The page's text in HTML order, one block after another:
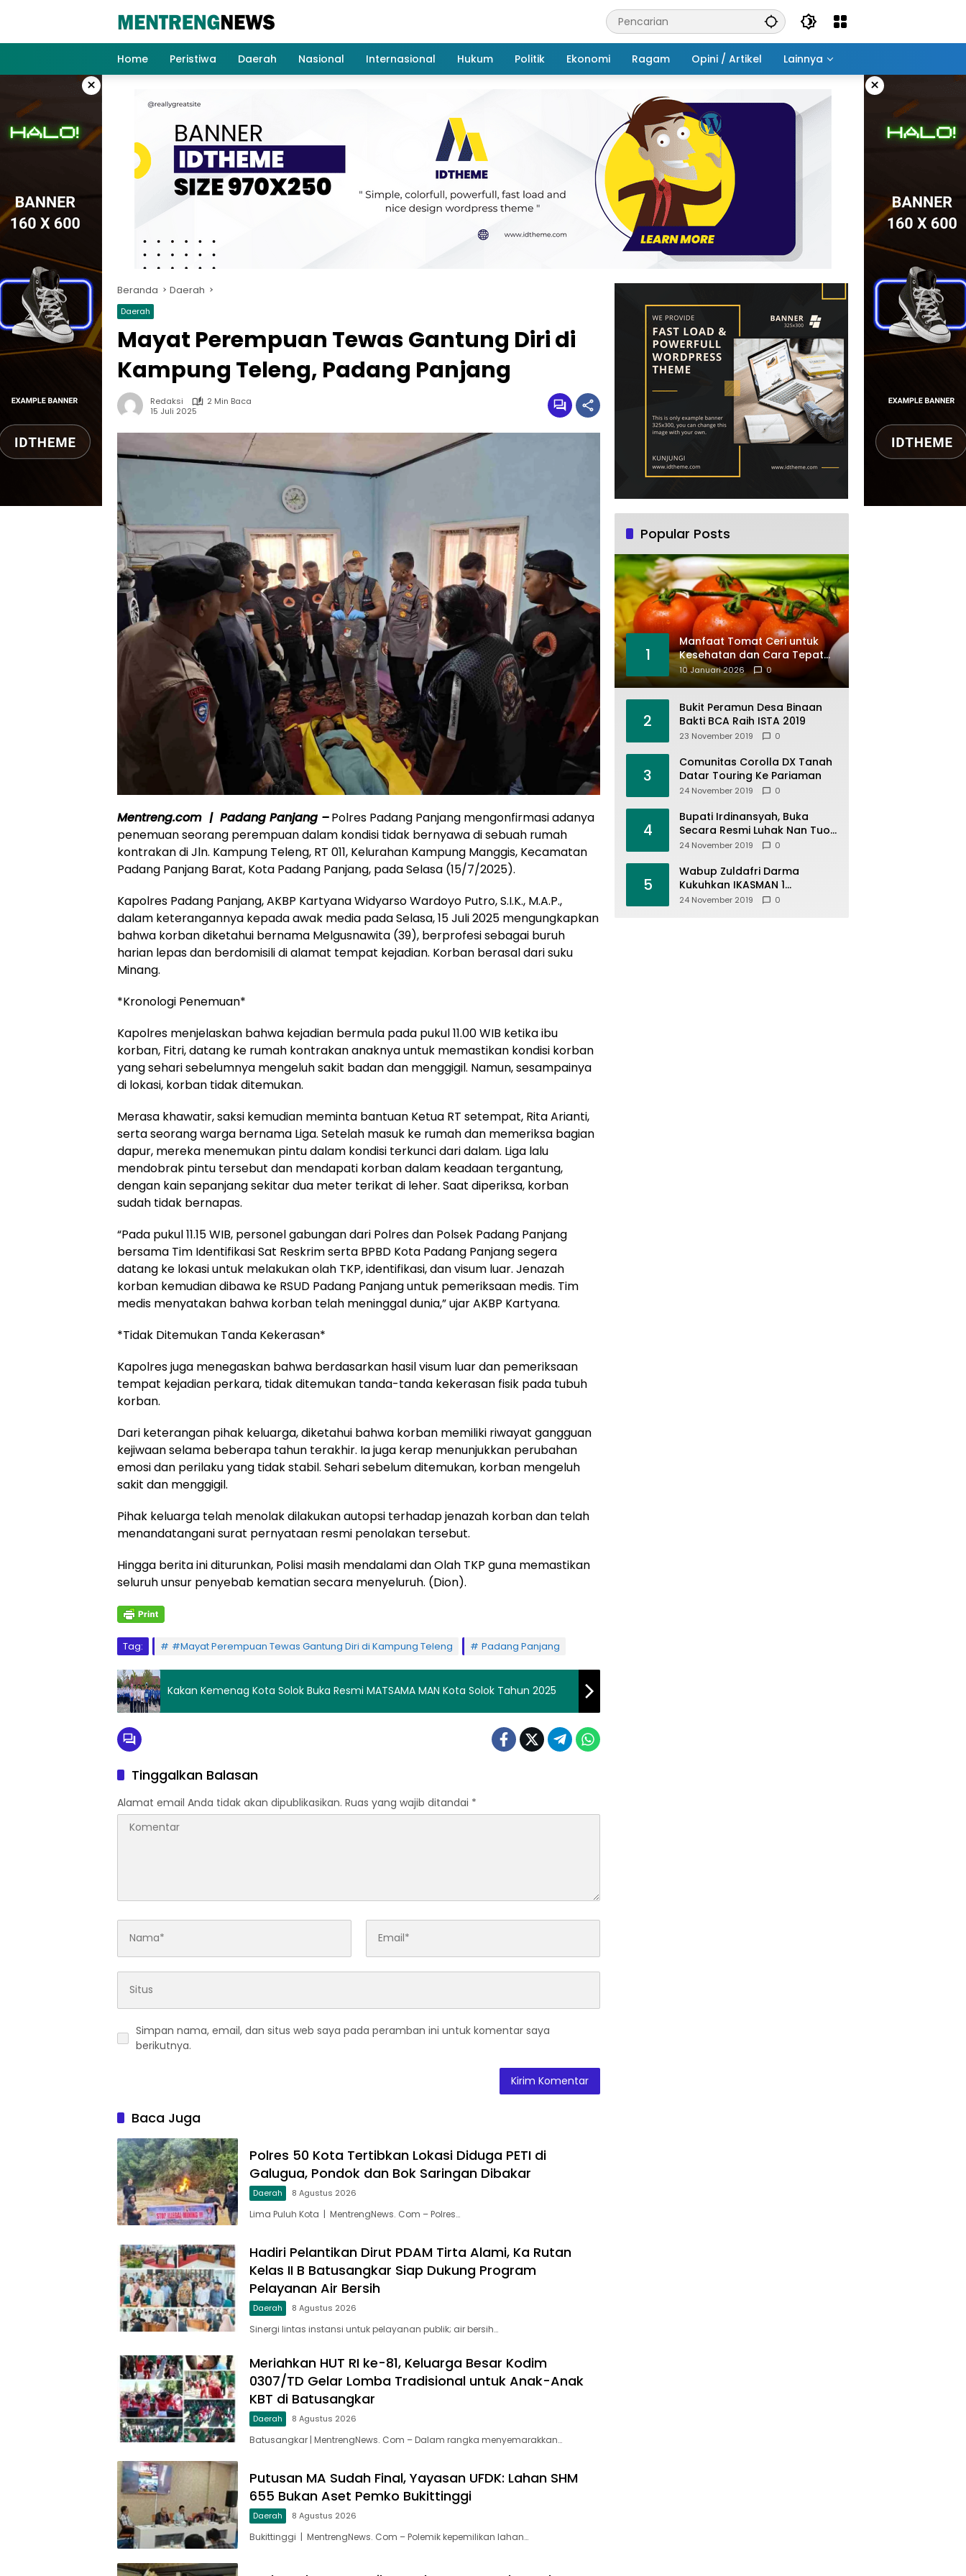
Home
Peristiwa Daerah Nasional Internasional Hukum Politik Ekonomi Ragam Opini / Artikel Lainnya
× ×
Beranda Daerah
Daerah
Mayat Perempuan Tewas Gantung Diri di
Kampung Teleng, Padang Panjang
Redaksi
2 Min Baca
15 Juli 2025
Mentreng.com | Padang Panjang –Polres Padang Panjang mengonfirmasi adanya
penemuan seorang perempuan dalam kondisi tidak bernyawa di sebuah rumah
kontrakan di Jln. Kampung Teleng, RT 011, Kelurahan Kampung Manggis, Kecamatan
Padang Panjang Barat, Kota Padang Panjang, pada Selasa (15/7/2025).
Kapolres Padang Panjang, AKBP Kartyana Widyarso Wardoyo Putro, S.I.K., M.A.P.,
dalam keterangannya kepada awak media pada Selasa, 15 Juli 2025 mengungkapkan
bahwa korban diketahui bernama Melgusnawita (39), berprofesi sebagai buruh
harian lepas dan berdomisili di alamat tempat kejadian. Korban berasal dari suku
Minang.
*Kronologi Penemuan*
Kapolres menjelaskan bahwa kejadian bermula pada pukul 11.00 WIB ketika ibu
korban, Fitri, datang ke rumah kontrakan anaknya untuk memastikan kondisi korban
yang sehari sebelumnya mengeluh sakit badan dan menggigil. Namun, sesampainya
di lokasi, korban tidak ditemukan.
Merasa khawatir, saksi kemudian meminta bantuan Ketua RT setempat, Rita Arianti,
serta seorang warga bernama Liga. Setelah masuk ke rumah dan memeriksa bagian
dapur, mereka menemukan pintu dalam kondisi terkunci dari dalam. Liga lalu
mendobrak pintu tersebut dan mendapati korban dalam keadaan tergantung,
dengan kain sepanjang sekitar dua meter terikat di leher. Saat diperiksa, korban
sudah tidak bernapas.
“Pada pukul 11.15 WIB, personel gabungan dari Polres dan Polsek Padang Panjang
bersama Tim Identifikasi Sat Reskrim serta BPBD Kota Padang Panjang segera
datang ke lokasi untuk melakukan olah TKP, identifikasi, dan visum luar. Jenazah
korban kemudian dibawa ke RSUD Padang Panjang untuk pemeriksaan medis. Tim
medis menyatakan bahwa korban telah meninggal dunia,” ujar AKBP Kartyana.
*Tidak Ditemukan Tanda Kekerasan*
Kapolres juga menegaskan bahwa berdasarkan hasil visum luar dan pemeriksaan
tempat kejadian perkara, tidak ditemukan tanda-tanda kekerasan fisik pada tubuh
korban.
Dari keterangan pihak keluarga, diketahui bahwa korban memiliki riwayat gangguan
kejiwaan selama beberapa tahun terakhir. Ia juga kerap menunjukkan perubahan
emosi dan perilaku yang tidak stabil. Sehari sebelum ditemukan, korban mengeluh
sakit dan menggigil.
Pihak keluarga telah menolak dilakukan autopsi terhadap jenazah korban dan telah
menandatangani surat pernyataan resmi penolakan tersebut.
Hingga berita ini diturunkan, Polisi masih mendalami dan Olah TKP guna memastikan
seluruh unsur penyebab kematian secara menyeluruh. (Dion).
Tag: #Mayat Perempuan Tewas Gantung Diri di Kampung Teleng Padang Panjang
Kakan Kemenag Kota Solok Buka Resmi MATSAMA MAN Kota Solok Tahun 2025
Tinggalkan Balasan
Alamat email Anda tidak akan dipublikasikan. Ruas yang wajib ditandai *
Simpan nama, email, dan situs web saya pada peramban ini untuk komentar saya
berikutnya.
Baca Juga
Polres 50 Kota Tertibkan Lokasi Diduga PETI di
Galugua, Pondok dan Bok Saringan Dibakar
Daerah 8 Agustus 2026
Lima Puluh Kota | MentrengNews. Com – Polres…
Hadiri Pelantikan Dirut PDAM Tirta Alami, Ka Rutan
Kelas II B Batusangkar Siap Dukung Program
Pelayanan Air Bersih
Daerah 8 Agustus 2026
Sinergi lintas instansi untuk pelayanan publik; air bersih…
Meriahkan HUT RI ke-81, Keluarga Besar Kodim
0307/TD Gelar Lomba Tradisional untuk Anak-Anak
KBT di Batusangkar
Daerah 8 Agustus 2026
Batusangkar | MentrengNews. Com – Dalam rangka menyemarakkan…
Putusan MA Sudah Final, Yayasan UFDK: Lahan SHM
655 Bukan Aset Pemko Bukittinggi
Daerah 8 Agustus 2026
Bukittinggi | MentrengNews. Com – Polemik kepemilikan lahan…
Popular Posts
1
Manfaat Tomat Ceri untuk
Kesehatan dan Cara Tepat
Mengonsumsinya
10 Januari 2026 0
2
Bukit Peramun Desa Binaan
Bakti BCA Raih ISTA 2019
23 November 2019 0
3
Comunitas Corolla DX Tanah
Datar Touring Ke Pariaman
24 November 2019 0
4
Bupati Irdinansyah, Buka
Secara Resmi Luhak Nan Tuo
Wirabraja Adventure Offroad
24 November 2019 0
5
Wabup Zuldafri Darma
Kukuhkan IKASMAN 1
Pariangan Se Jabodetabek
24 November 2019 0